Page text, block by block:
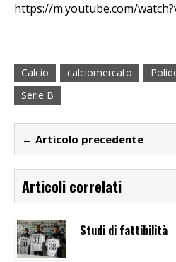
https://m.youtube.com/
Calcio calciomercato
Serie B
← Articolo precedente
Articoli correlati
Studi di fattibilità